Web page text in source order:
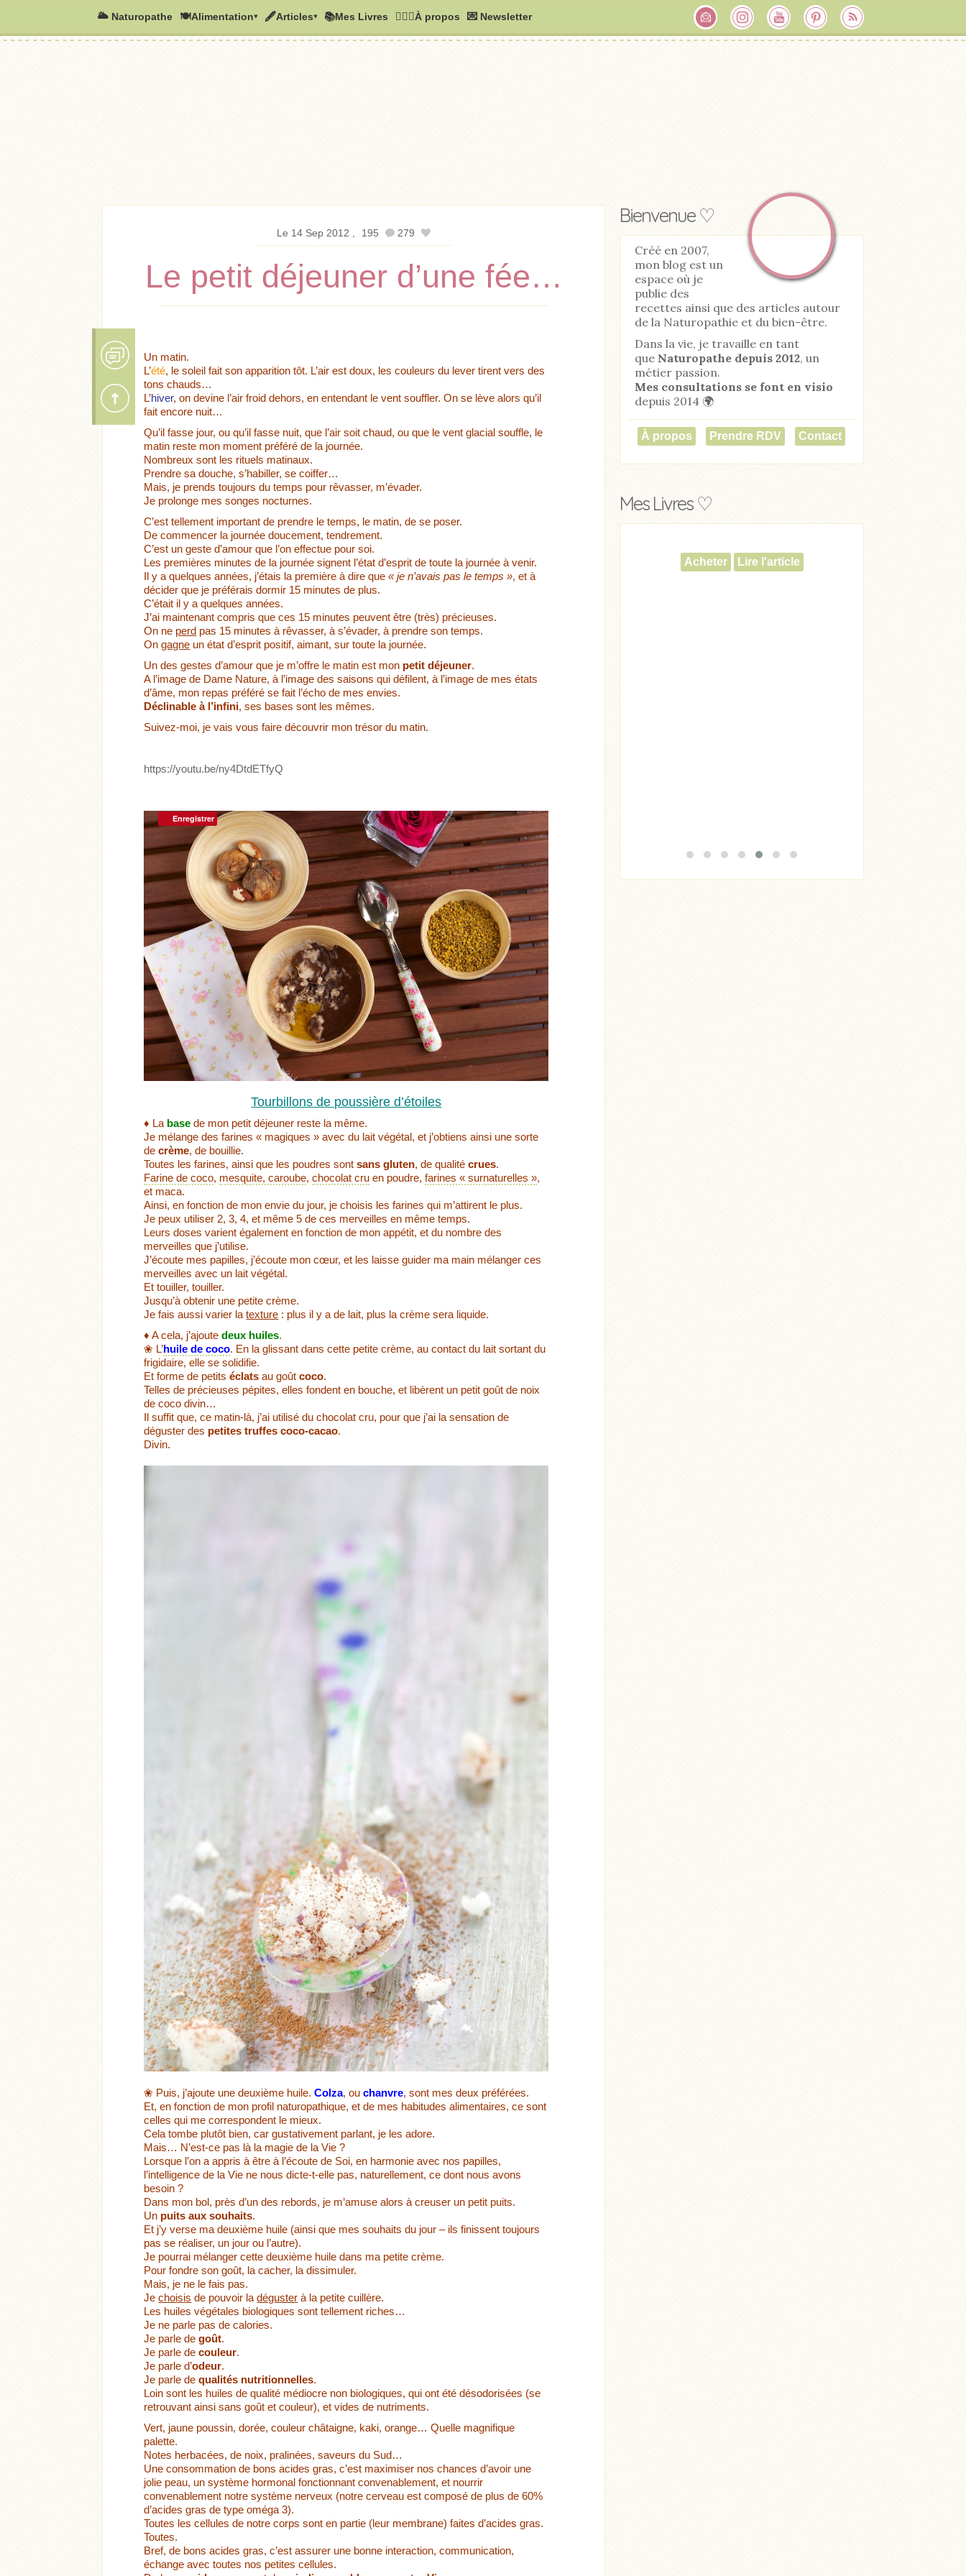
🌥️ Naturopathe 🍽Alimentation▾ 🖋Articles▾ 📚Mes Livres 🧚🏻‍♂️À propos 💌 Newsletter
Le 14 Sep 2012 195 279
Le petit déjeuner d’une fée…
Un matin.
L’été, le soleil fait son apparition tôt. L’air est doux, les couleurs du lever tirent vers des
tons chauds…
L’hiver, on devine l’air froid dehors, en entendant le vent souffler. On se lève alors qu’il
fait encore nuit…
Qu’il fasse jour, ou qu’il fasse nuit, que l’air soit chaud, ou que le vent glacial souffle, le
matin reste mon moment préféré de la journée.
Nombreux sont les rituels matinaux.
Prendre sa douche, s’habiller, se coiffer…
Mais, je prends toujours du temps pour rêvasser, m’évader.
Je prolonge mes songes nocturnes.
C’est tellement important de prendre le temps, le matin, de se poser.
De commencer la journée doucement, tendrement.
C’est un geste d’amour que l’on effectue pour soi.
Les premières minutes de la journée signent l’état d’esprit de toute la journée à venir.
Il y a quelques années, j’étais la première à dire que« je n’avais pas le temps », et à
décider que je préférais dormir 15 minutes de plus.
C’était il y a quelques années.
J’ai maintenant compris que ces 15 minutes peuvent être (très) précieuses.
On ne perd pas 15 minutes à rêvasser, à s’évader, à prendre son temps.
Ongagne un état d’esprit positif, aimant, sur toute la journée.
Un des gestes d’amour que je m’offre le matin est mon petit déjeuner.
A l’image de Dame Nature, à l’image des saisons qui défilent, à l’image de mes états
d’âme, mon repas préféré se fait l’écho de mes envies.
Déclinable à l’infini, ses bases sont les mêmes.
Suivez-moi, je vais vous faire découvrir mon trésor du matin.
https://youtu.be/ny4DtdETfyQ
Tourbillons de poussière d’étoiles
♦ La base de mon petit déjeuner reste la même.
Je mélange des farines « magiques » avec du lait végétal, et j’obtiens ainsi une sorte
decrème, de bouillie.
Toutes les farines, ainsi que les poudres sontsans gluten, de qualitécrues.
Farine de coco, mesquite, caroube,chocolat cru en poudre,farines « surnaturelles »,
et maca.
Ainsi, en fonction de mon envie du jour, je choisis les farines qui m’attirent le plus.
Je peux utiliser 2, 3, 4, et même 5 de ces merveilles en même temps.
Leurs doses varient également en fonction de mon appétit, et du nombre des
merveilles que j’utilise.
J’écoute mes papilles, j’écoute mon cœur, et les laisse guider ma main mélanger ces
merveilles avec un lait végétal.
Et touiller, touiller.
Jusqu’à obtenir une petite crème.
Je fais aussi varier latexture : plus il y a de lait, plus la crème sera liquide.
♦ A cela, j’ajoutedeux huiles.
❀ L’huile de coco. En la glissant dans cette petite crème, au contact du lait sortant du
frigidaire, elle se solidifie.
Et forme de petitséclats au goûtcoco.
Telles de précieuses pépites, elles fondent en bouche, et libèrent un petit goût de noix
de coco divin…
Il suffit que, ce matin-là, j’ai utilisé du chocolat cru, pour que j’ai la sensation de
déguster des petites truffes coco-cacao.
Divin.
❀ Puis, j’ajoute une deuxième huile.Colza, ouchanvre, sont mes deux préférées.
Et, en fonction de mon profil naturopathique, et de mes habitudes alimentaires, ce sont
celles qui me correspondent le mieux.
Cela tombe plutôt bien, car gustativement parlant, je les adore.
Mais… N’est-ce pas là la magie de la Vie ?
Lorsque l’on a appris à être à l’écoute de Soi, en harmonie avec nos papilles,
l’intelligence de la Vie ne nous dicte-t-elle pas, naturellement, ce dont nous avons
besoin ?
Dans mon bol, près d’un des rebords, je m’amuse alors à creuser un petit puits.
Un puits aux souhaits.
Et j’y verse ma deuxième huile (ainsi que mes souhaits du jour – ils finissent toujours
pas se réaliser, un jour ou l’autre).
Je pourrai mélanger cette deuxième huile dans ma petite crème.
Pour fondre son goût, la cacher, la dissimuler.
Mais, je ne le fais pas.
Jechoisis de pouvoir ladéguster à la petite cuillère.
Les huiles végétales biologiques sont tellement riches…
Je ne parle pas de calories.
Je parle degoût.
Je parle decouleur.
Je parle d’odeur.
Je parle dequalités nutritionnelles.
Loin sont les huiles de qualité médiocre non biologiques, qui ont été désodorisées (se
retrouvant ainsi sans goût et couleur), et vides de nutriments.
Vert, jaune poussin, dorée, couleur châtaigne, kaki, orange… Quelle magnifique
palette.
Notes herbacées, de noix, pralinées, saveurs du Sud…
Une consommation de bons acides gras, c’est maximiser nos chances d’avoir une
jolie peau, un système hormonal fonctionnant convenablement, et nourrir
convenablement notre système nerveux (notre cerveau est composé de plus de 60%
d’acides gras de type oméga 3).
Toutes les cellules de notre corps sont en partie (leur membrane) faites d’acides gras.
Toutes.
Bref, de bons acides gras, c’est assurer une bonne interaction, communication,
échange avec toutes nos petites cellules.
Enregistrer
Bienvenue ♡
Créé en 2007,
mon blog est un
espace où je
publie des
recettes ainsi que des articles autour
de la Naturopathie et du bien-être.
Dans la vie, je travaille en tant
que Naturopathe depuis 2012, un
métier passion.
Mes consultations se font en visio
depuis 2014 🌍
À propos Prendre RDV Contact
Mes Livres ♡
Acheter Lire l'article Acheter Lire l'article Acheter Lire l'article